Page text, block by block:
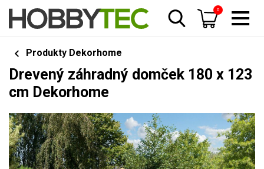
0
Produkty Dekorhome
Drevený záhradný domček 180 x 123
cm Dekorhome